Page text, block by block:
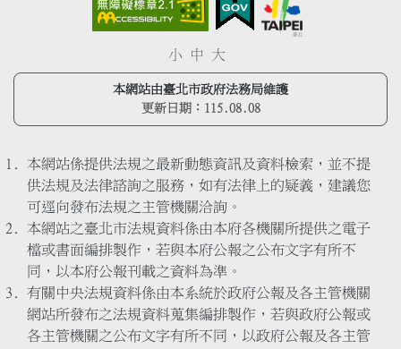
小 中 大
本網站由臺北市政府法務局維護
更新日期： 115.08.08
本網站係提供法規之最新動態資訊及資料檢索，並不提
供法規及法律諮詢之服務，如有法律上的疑義，建議您
可逕向發布法規之主管機關洽詢。
本網站之臺北市法規資料係由本府各機關所提供之電子
檔或書面編排製作，若與本府公報之公布文字有所不
同，以本府公報刊載之資料為準。
有關中央法規資料係由本系統於政府公報及各主管機關
網站所發布之法規資料蒐集編排製作，若與政府公報或
各主管機關之公布文字有所不同，以政府公報及各主管